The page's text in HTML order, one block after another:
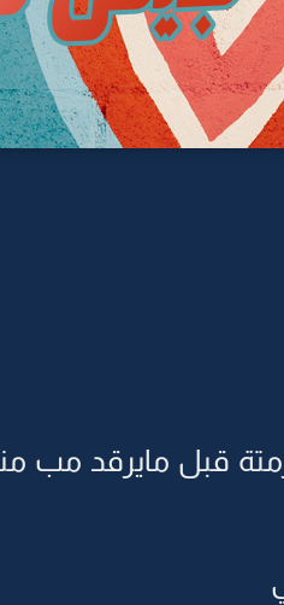
قبل مايرقد مب